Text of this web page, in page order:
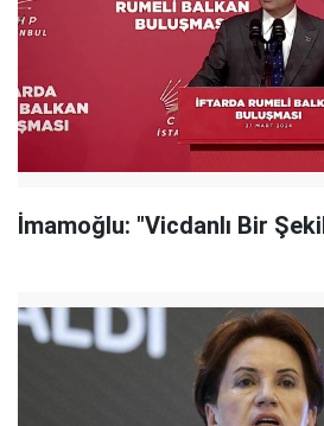
İmamoğlu: "Vicdanlı Bir